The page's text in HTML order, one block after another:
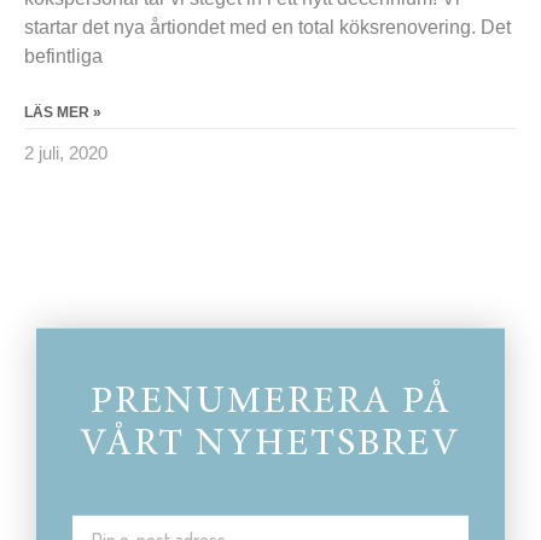
startar det nya årtiondet med en total köksrenovering. Det
befintliga
LÄS MER »
2 juli, 2020
PRENUMERERA PÅ
VÅRT NYHETSBREV